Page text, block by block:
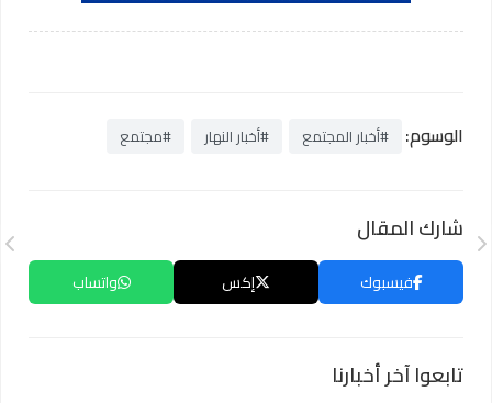
الوسوم: #أخبار المجتمع #أخبار النهار #مجتمع
شارك المقال
فيسبوك إكس واتساب
تابعوا آخر أخبارنا